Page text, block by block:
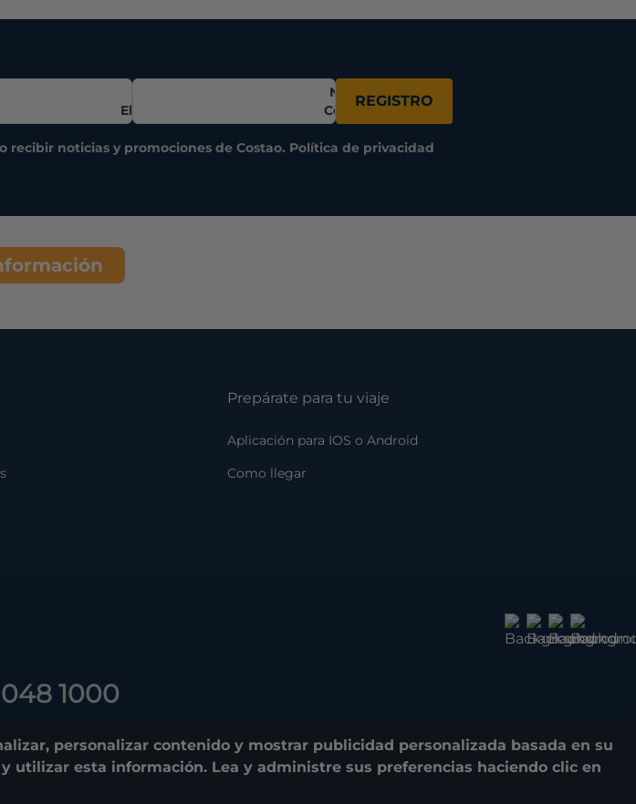
personalizar contenido y mostrar publicidad personalizada basada en su
utilizar esta información. Lea y administre sus preferencias haciendo clic en
Electrónico
Nombre
Completo
REGISTRO
recibir noticias y promociones de Costao. Política de privacidad
Prepárate para tu viaje
Aplicación para IOS o Android
Como llegar
1000
All rights reserved.
SANTINHO TURISMO E LAZER LTDA.